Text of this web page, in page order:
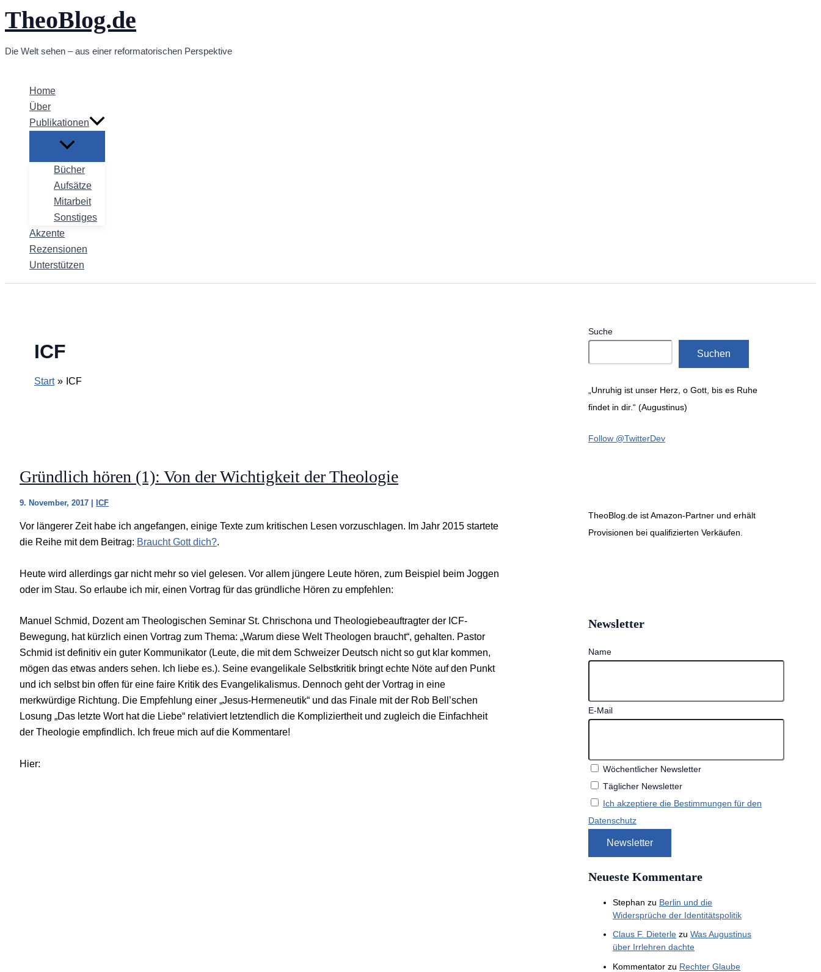
Zum
Inhalt
TheoBlog.de
Die Welt sehen – aus einer reformatorischen Perspektive
Home
Über
Publikationen
Bücher
Aufsätze
Mitarbeit
Sonstiges
Akzente
Rezensionen
Unterstützen
ICF
Start ICF
Gründlich hören (1): Von der Wichtigkeit der Theologie
9. November, 2017 ICF
Vor längerer Zeit habe ich angefangen, einige Texte zum kritischen Lesen vorzuschlagen. Im Jahr 2015 startete
die Reihe mit dem Beitrag: Braucht Gott dich?.
Heute wird allerdings gar nicht mehr so viel gelesen. Vor allem jüngere Leute hören, zum Beispiel beim Joggen
oder im Stau. So erlaube ich mir, einen Vortrag für das gründliche Hören zu empfehlen:
Manuel Schmid, Dozent am Theologischen Seminar St. Chrischona und Theologiebeauftragter der ICF-
Bewegung, hat kürzlich einen Vortrag zum Thema: „Warum diese Welt Theologen braucht“, gehalten. Pastor
Schmid ist definitiv ein guter Kommunikator (Leute, die mit dem Schweizer Deutsch nicht so gut klar kommen,
mögen das etwas anders sehen. Ich liebe es.). Seine evangelikale Selbstkritik bringt echte Nöte auf den Punkt
und ich selbst bin offen für eine faire Kritik des Evangelikalismus. Dennoch geht der Vortrag in eine
merkwürdige Richtung. Die Empfehlung einer „Jesus-Hermeneutik“ und das Finale mit der Rob Bell’schen
Losung „Das letzte Wort hat die Liebe“ relativiert letztendlich die Kompliziertheit und zugleich die Einfachheit
der Theologie empfindlich. Ich freue mich auf die Kommentare!
Hier:
Suche
Suchen
„Unruhig ist unser Herz, o Gott, bis es Ruhe
findet in dir.“ (Augustinus)
Follow @TwitterDev
TheoBlog.de ist Amazon-Partner und erhält
Provisionen bei qualifizierten Verkäufen.
Newsletter
Name
E-Mail
Wöchentlicher Newsletter
Täglicher Newsletter
Ich akzeptiere die Bestimmungen für den
Datenschutz
Neueste Kommentare
Stephan zu Berlin und die
Widersprüche der Identitätspolitik
Claus F. Dieterle zu Was Augustinus
über Irrlehren dachte
Kommentator zu Rechter Glaube